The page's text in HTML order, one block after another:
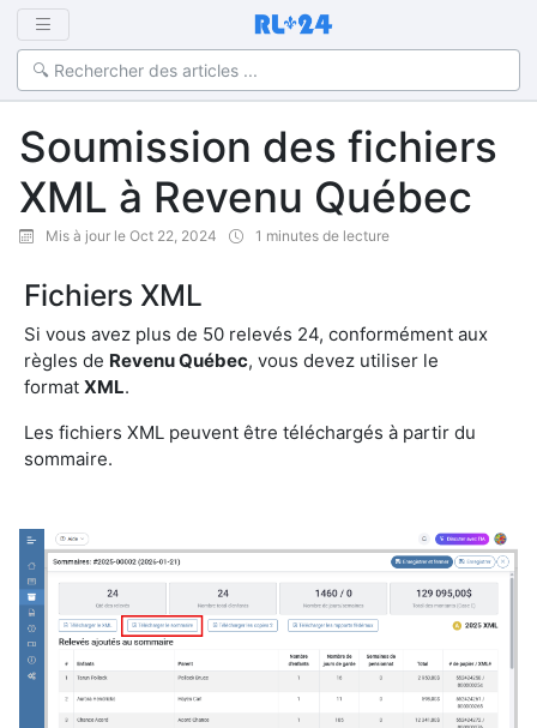
Soumission des fichiers
XML à Revenu Québec
Mis à jour le Oct 22, 2024 1 minutes de lecture
Fichiers XML
Si vous avez plus de 50 relevés 24, conformément aux
règles de Revenu Québec, vous devez utiliser le
format XML.
Les fichiers XML peuvent être téléchargés à partir du
sommaire.